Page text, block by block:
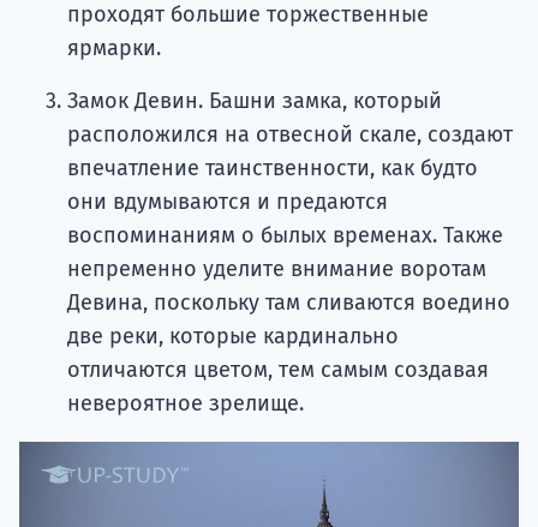
проходят большие торжественные
ярмарки.
Замок Девин. Башни замка, который
расположился на отвесной скале, создают
впечатление таинственности, как будто
они вдумываются и предаются
воспоминаниям о былых временах. Также
непременно уделите внимание воротам
Девина, поскольку там сливаются воедино
две реки, которые кардинально
отличаются цветом, тем самым создавая
невероятное зрелище.